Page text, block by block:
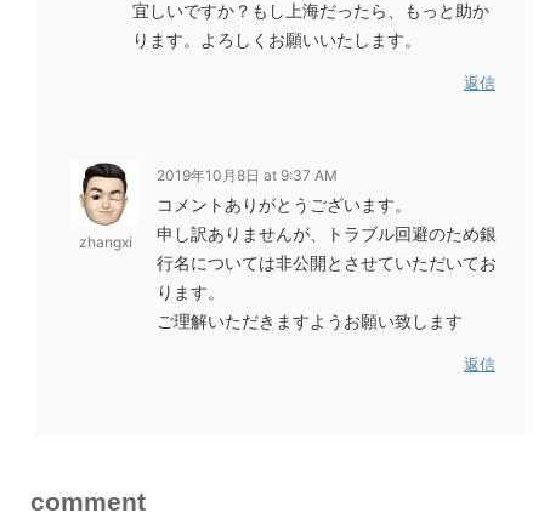
宜しいですか？もし上海だったら、もっと助か
ります。よろしくお願いいたします。
返信
zhangxi
2019年10月8日 at 9:37 AM
コメントありがとうございます。
申し訳ありませんが、トラブル回避のため銀
行名については非公開とさせていただいてお
ります。
ご理解いただきますようお願い致します
返信
comment